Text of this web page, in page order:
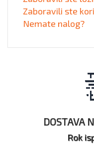
Zaboravili ste
Nemate nalog?
DOSTAVA
Rok